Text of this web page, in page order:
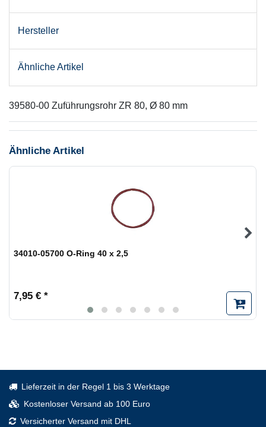
Hersteller
Ähnliche Artikel
39580-00 Zuführungsrohr ZR 80, Ø 80 mm
Ähnliche Artikel
34010-05700 O-Ring 40 x 2,5
7,95 € *
Lieferzeit in der Regel 1 bis 3 Werktage
Kostenloser Versand ab 100 Euro
Versicherter Versand mit DHL